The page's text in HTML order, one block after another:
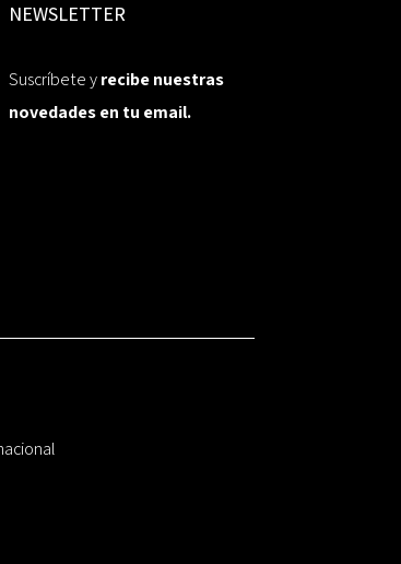
NEWSLETTER
Suscríbete yrecibe nuestras
novedades en tu email.